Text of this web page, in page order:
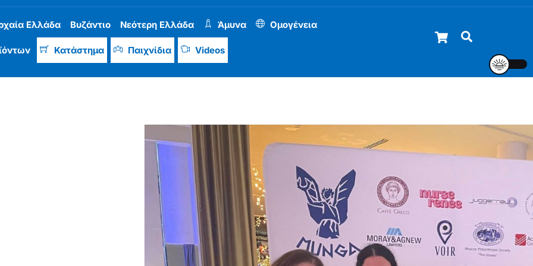
Cart
Ελλάδα Βυζάντιο Νεότερη Ελλάδα Άμυνα Ομογένεια
Κατάστημα Παιχνίδια Videos